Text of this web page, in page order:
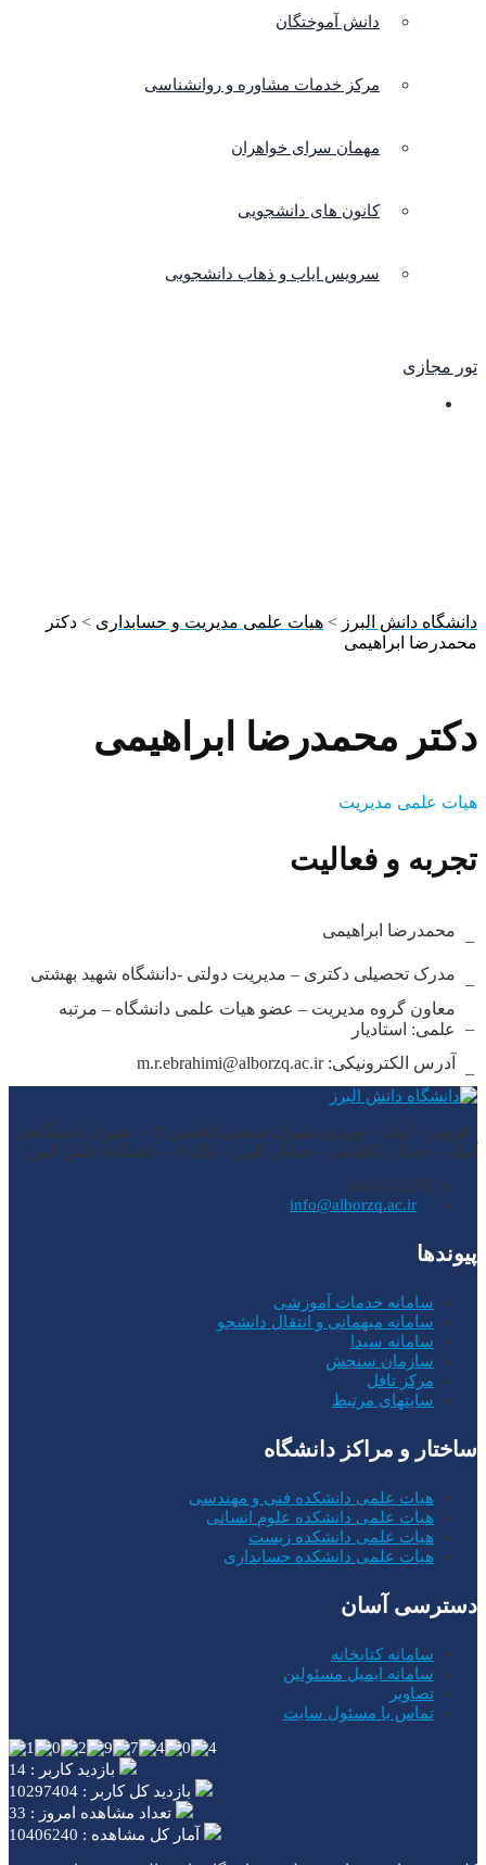
دانش آموختگان
مرکز خدمات مشاوره و روانشناسی
مهمان سرای خواهران
کانون های دانشجویی
سرویس ایاب و ذهاب دانشجویی
تور مجازی
دانشگاه دانش البرز > هیات علمی مدیریت و حسابداری > دکتر
محمدرضا ابراهیمی
دکتر محمدرضا ابراهیمی
هیات علمی مدیریت
تجربه و فعالیت
–
محمدرضا ابراهیمی
–
مدرک تحصیلی دکتری – مدیریت دولتی -دانشگاه شهید بهشتی
–
معاون گروه مدیریت – عضو هیات علمی دانشگاه – مرتبه
علمی: استادیار
–
آدرس الکترونیکی: m.r.ebrahimi@alborzq.ac.ir
قزوین – آبیک – ورودی شهرک صنعتی کاسپین 2 – شهرک دانشگاهی
آبیک – خیابان کاشانی – خیابان البرز – پلاک 0 – دانشگاه دانش البرز
3441152278
info@alborzq.ac.ir
پیوندها
سامانه خدمات آموزشی
سامانه میهمانی و انتقال دانشجو
سامانه سیدا
سازمان سنجش
مرکز تافل
سایتهای مرتبط
ساختار و مراکز دانشگاه
هیات علمی دانشکده فنی و مهندسی
هیات علمی دانشکده علوم انسانی
هیات علمی دانشکده زیست
هیات علمی دانشکده حسابداری
دسترسی آسان
سامانه کتابخانه
سامانه ایمیل مسئولین
تصاویر
تماس با مسئول سایت
بازدید کاربر : 14
بازدید کل کاربر : 10297404
تعداد مشاهده امروز : 33
آمار کل مشاهده : 10406240